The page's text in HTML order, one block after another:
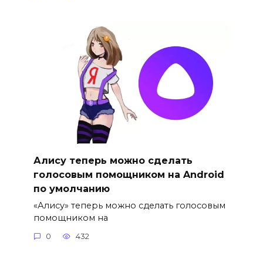
Алису теперь можно сделать
голосовым помощником на Android
по умолчанию
«Алису» теперь можно сделать голосовым
помощником на
0 432